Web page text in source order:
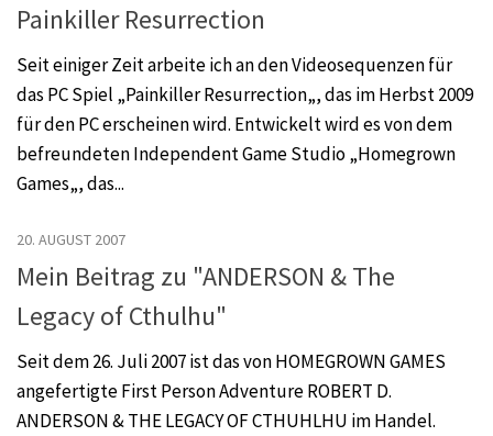
Painkiller Resurrection
Seit einiger Zeit arbeite ich an den Videosequenzen für
das PC Spiel „Painkiller Resurrection„, das im Herbst 2009
für den PC erscheinen wird. Entwickelt wird es von dem
befreundeten Independent Game Studio „Homegrown
Games„, das...
20. AUGUST 2007
Mein Beitrag zu "ANDERSON & The
Legacy of Cthulhu"
Seit dem 26. Juli 2007 ist das von HOMEGROWN GAMES
angefertigte First Person Adventure ROBERT D.
ANDERSON & THE LEGACY OF CTHUHLHU im Handel.